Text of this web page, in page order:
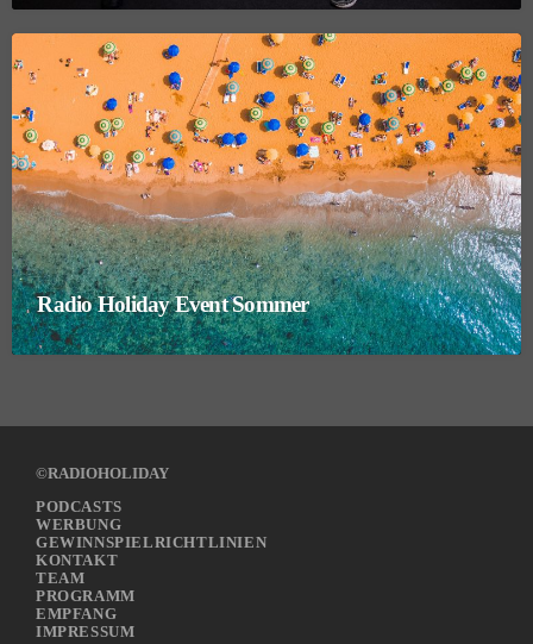
Radio Holiday Event Sommer
©RADIOHOLIDAY
PODCASTS
WERBUNG
GEWINNSPIELRICHTLINIEN
KONTAKT
TEAM
PROGRAMM
EMPFANG
IMPRESSUM